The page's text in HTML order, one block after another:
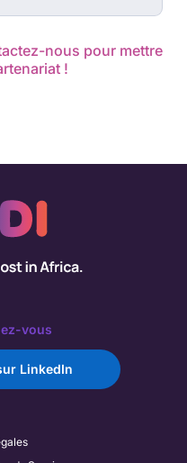
nous pour mettre
!
vous
LinkedIn